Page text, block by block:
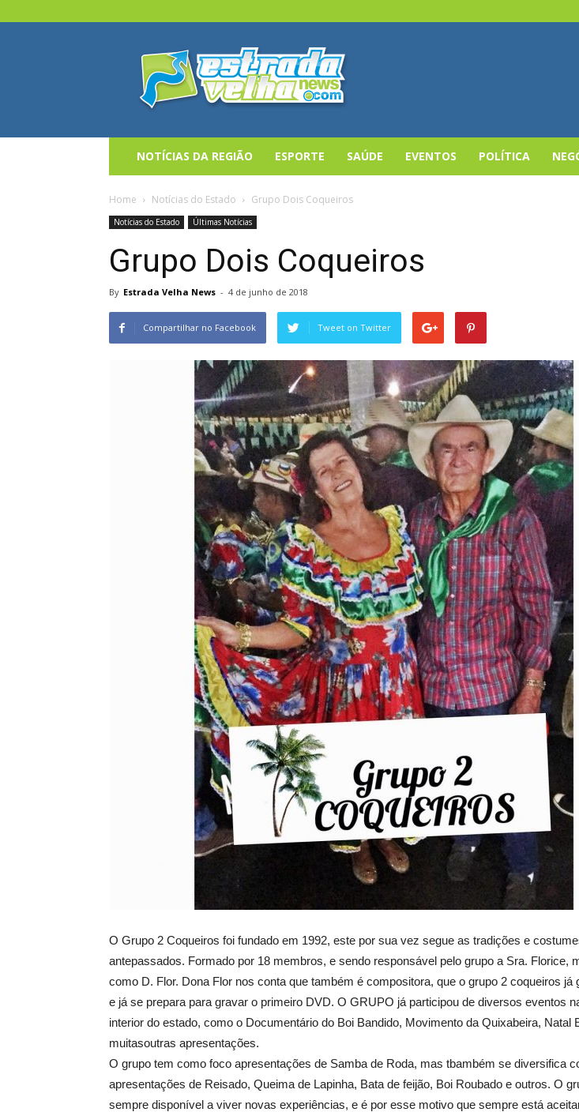
Estrada
Velha
News
NOTÍCIAS DA REGIÃO ESPORTE SAÚDE EVENTOS POLÍTICA
Home Notícias do Estado Grupo Dois Coqueiros
Notícias do Estado Últimas Notícias
Grupo Dois Coqueiros
By Estrada Velha News - 4 de junho de 2018
Compartilhar no Facebook Tweet on Twitter
O Grupo 2 Coqueiros foi fundado em 1992, este por sua vez segue as tradições e
antepassados. Formado por 18 membros, e sendo responsável pelo grupo a Sra. Florice,
como D. Flor. Dona Flor nos conta que também é compositora, que o grupo 2 coqueiros já
e já se prepara para gravar o primeiro DVD. O GRUPO já participou de diversos eventos
interior do estado, como o Documentário do Boi Bandido, Movimento da Quixabeira, Natal
muitasoutras apresentações.
O grupo tem como foco apresentações de Samba de Roda, mas tbambém se diversifica
apresentações de Reisado, Queima de Lapinha, Bata de feijão, Boi Roubado e outros. O
sempre disponível a viver novas experiências, e é por esse motivo que sempre está